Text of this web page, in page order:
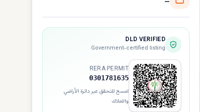
DLD VERIFIED
Government-certified listing
RERA PERMIT
0301781635
امسح للتحقق عبر دائرة الأراضي
والاملاك